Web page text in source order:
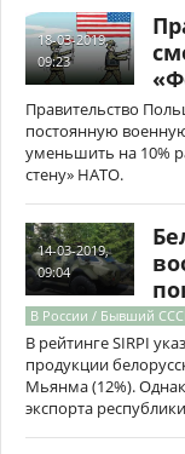
18-03-2019,
09:23
Правительство
постоянную
уменьшить на 10%
стену» НАТО.
14-03-2019,
09:04
В России / Бывший
В рейтинге SIRPI
продукции
Мьянма (12%).
экспорта